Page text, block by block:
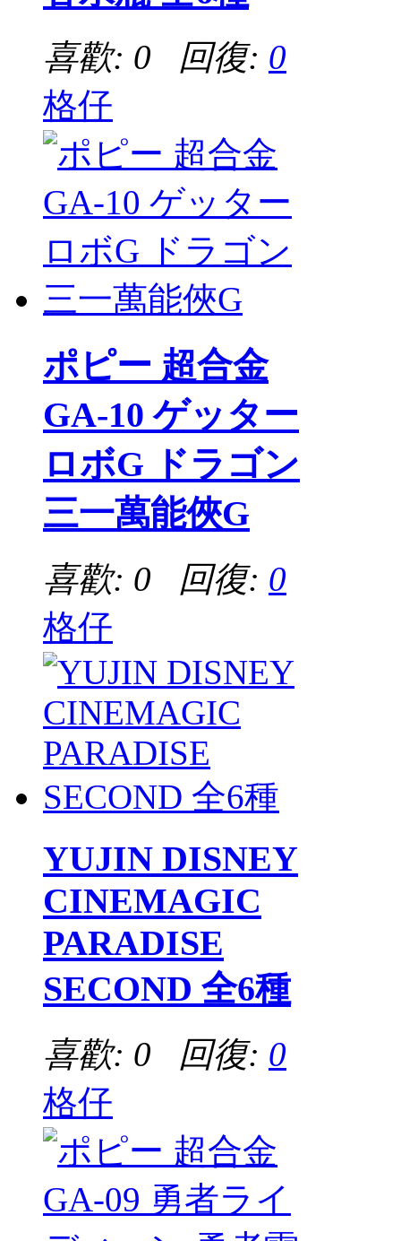
喜歡: 0 回復: 0
格仔
ポピー 超合金
GA-10 ゲッター
ロボG ドラゴン
三一萬能俠G
喜歡: 0 回復: 0
格仔
YUJIN DISNEY
CINEMAGIC
PARADISE
SECOND 全6種
喜歡: 0 回復: 0
格仔